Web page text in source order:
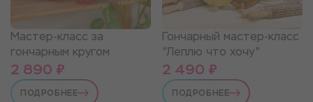
Мастер-класс за
гончарным кругом
2 890 ₽
ПОДРОБНЕЕ
Гончарный мастер-класс
"Леплю что хочу"
2 490 ₽
ПОДРОБНЕЕ